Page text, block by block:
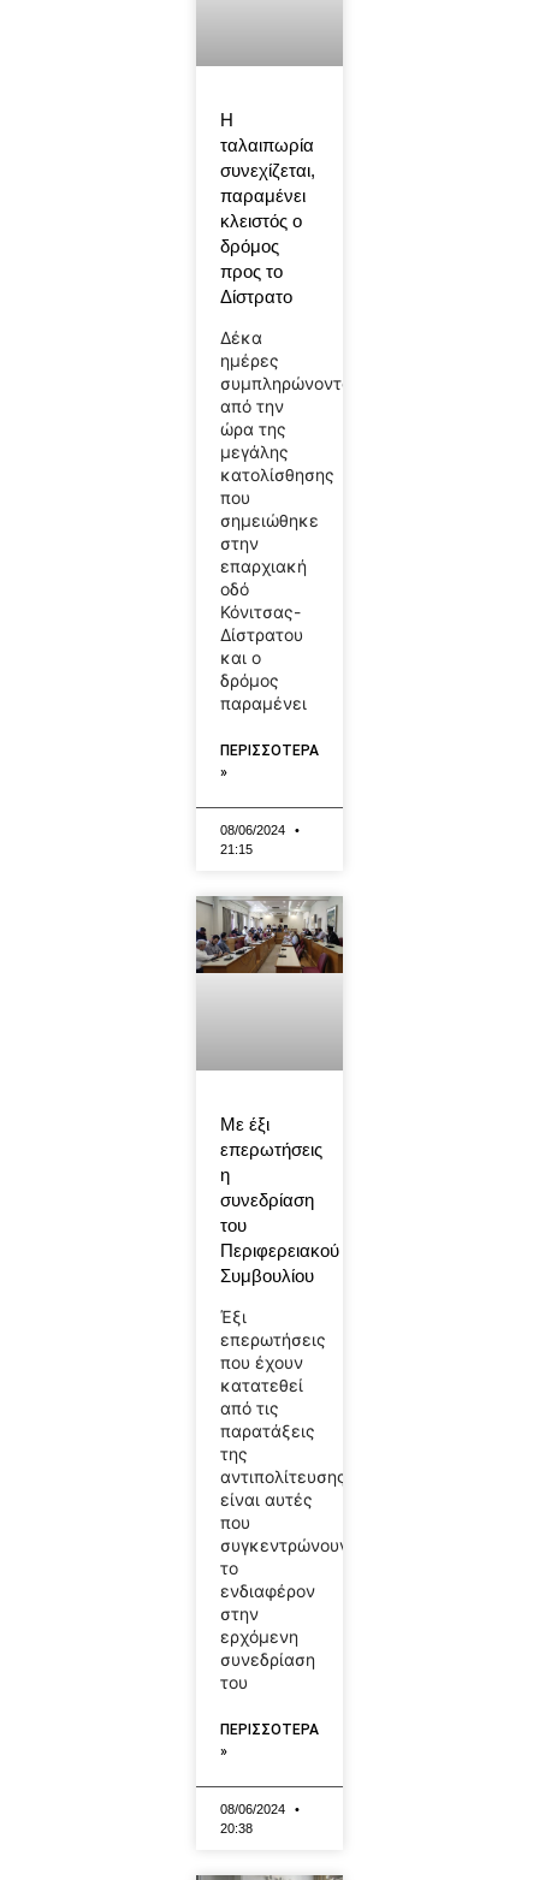
Η
ταλαιπωρία
συνεχίζεται,
παραμένει
κλειστός ο
δρόμος
προς το
Δίστρατο
Δέκα
ημέρες
συμπληρώνονται
από την
ώρα της
μεγάλης
κατολίσθησης
που
σημειώθηκε
στην
επαρχιακή
οδό
Κόνιτσας-
Δίστρατου
και ο
δρόμος
παραμένει
ΠΕΡΙΣΣΟΤΕΡΑ
»
08/06/2024
21:15
Με έξι
επερωτήσεις
η
συνεδρίαση
του
Περιφερειακού
Συμβουλίου
Έξι
επερωτήσεις
που έχουν
κατατεθεί
από τις
παρατάξεις
της
αντιπολίτευσης
είναι αυτές
που
συγκεντρώνουν
το
ενδιαφέρον
στην
ερχόμενη
συνεδρίαση
του
ΠΕΡΙΣΣΟΤΕΡΑ
»
08/06/2024
20:38